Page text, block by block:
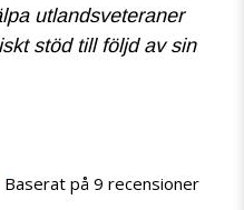
utlandsveteraner
stöd till följd av sin
Baserat på 9 recensioner